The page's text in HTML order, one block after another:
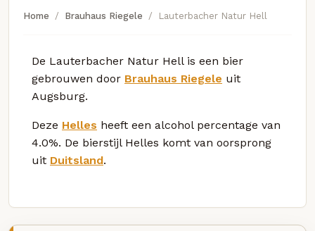
Home Brauhaus Riegele Lauterbacher Natur Hell
De Lauterbacher Natur Hell is een bier
gebrouwen door Brauhaus Riegele uit
Augsburg.
Deze Helles heeft een alcohol percentage van
4.0%. De bierstijl Helles komt van oorsprong
uit Duitsland.